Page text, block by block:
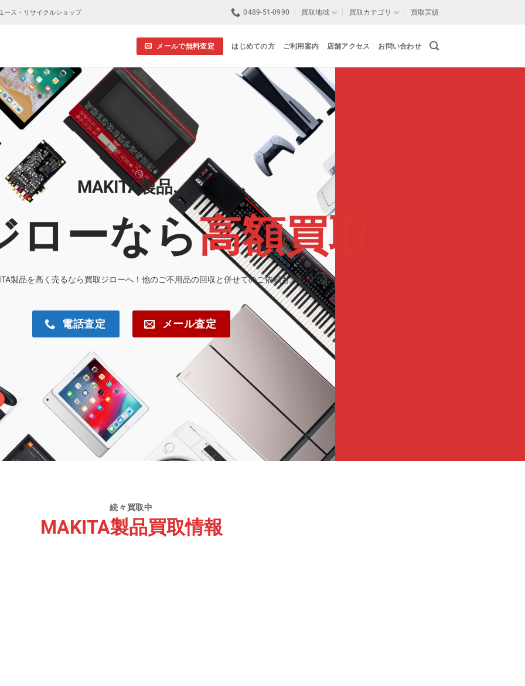
ース・リサイクルショップ 0489-51-0990 買取地域 買取カテゴリ 買取実績
メールで無料査定 はじめての方 ご利用案内 店舗アクセス お問い合わせ
MAKITA製品…
ローなら高額買取
製品を高く売るなら買取ジローへ！他のご不用品の回収と併せてのご依頼も大歓迎です！
電話査定 メール査定
続々買取中
MAKITA製品買取情報